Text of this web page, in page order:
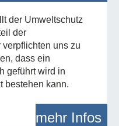
der Umweltschutz
der
uns zu
dass ein
geführt wird in
bestehen kann.
mehr Infos